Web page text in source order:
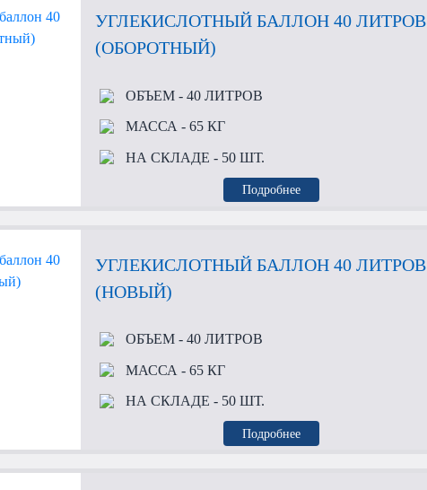
УГЛЕКИСЛОТНЫЙ БАЛЛОН 40 ЛИТРОВ
(ОБОРОТНЫЙ)
ОБЪЕМ- 40 ЛИТРОВ
МАССА - 65 КГ
НА СКЛАДЕ - 50 ШТ.
Подробнее
УГЛЕКИСЛОТНЫЙ БАЛЛОН 40 ЛИТРОВ
(НОВЫЙ)
ОБЪЕМ- 40 ЛИТРОВ
МАССА - 65 КГ
НА СКЛАДЕ - 50 ШТ.
Подробнее